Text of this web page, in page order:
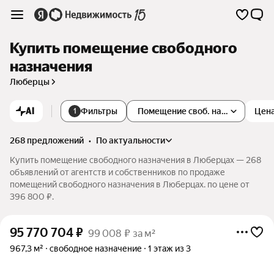
Купить помещение свободного
назначения
Люберцы
AI 1 Фильтры Помещение своб. назначения
268 предложений •
по актуальности
Купить помещение свободного назначения в Люберцах — 268
объявлений от агентств и собственников по продаже
помещений свободного назначения в Люберцах. по цене от
396 800 ₽.
95 770 704₽ 99 008 ₽ за м²
967,3 м² свободное назначение 1 этаж из 3